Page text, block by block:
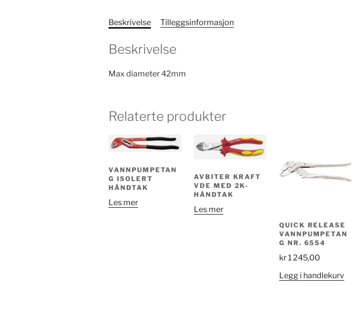
Beskrivelse Tilleggsinformasjon
Beskrivelse
Max diameter 42mm
Relaterte produkter
VANNPUMPETAN
G ISOLERT
HÅNDTAK
Les mer
AVBITER KRAFT
VDE MED 2K-
HÅNDTAK
Les mer
QUICK RELEASE
VANNPUMPETAN
G NR. 6554
kr1 245,00
Legg i handlekurv